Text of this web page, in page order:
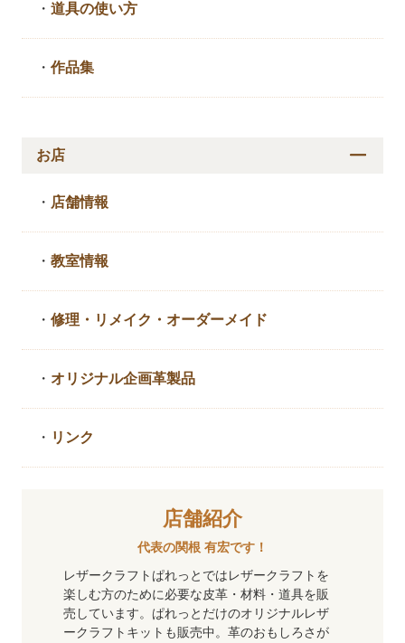
・道具の使い方
・作品集
お店
・ 店舗情報
・教室情報
・修理・リメイク・ オーダーメイド
・ オリジナル企画革製品
・ リンク
店舗紹介
代表の関根 有宏です！
レザークラフトぱれっとではレザークラフトを
楽しむ方のために必要な皮革・材料・道具を販
売しています。ぱれっとだけのオリジナルレザ
ークラフトキットも販売中。革のおもしろさが